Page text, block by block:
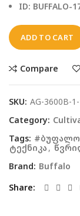
ID: BUFFALO-
ADD TO CART
Compare
SKU: AG-3600B-
Category:
Tags: #ბუფალო
ტექნიკა ,
Brand: Buffalo
Share